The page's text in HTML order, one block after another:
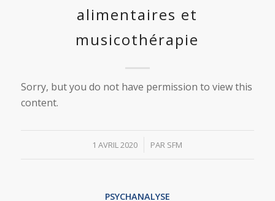
alimentaires et
musicothérapie
Sorry, but you do not have permission to view this
content.
1 AVRIL 2020
/ PAR SFM
PSYCHANALYSE